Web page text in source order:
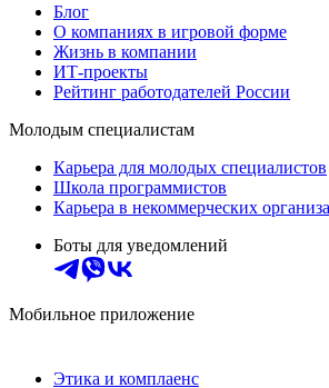
Блог
О компаниях в игровой форме
Жизнь в компании
ИТ-проекты
Рейтинг работодателей России
Молодым специалистам
Карьера для молодых специалистов
Школа программистов
Карьера в некоммерческих
Боты для уведомлений
Мобильное приложение
Этика и комплаенс